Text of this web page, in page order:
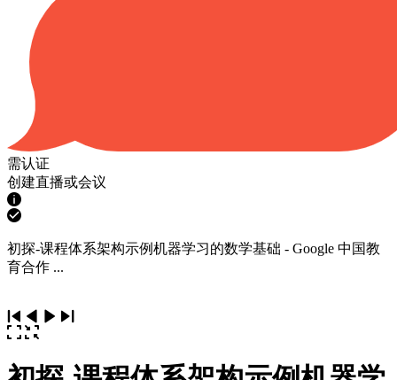
需认证
创建直播或会议
初探-课程体系架构示例机器学习的数学基础 - Google 中国教
育合作 ...